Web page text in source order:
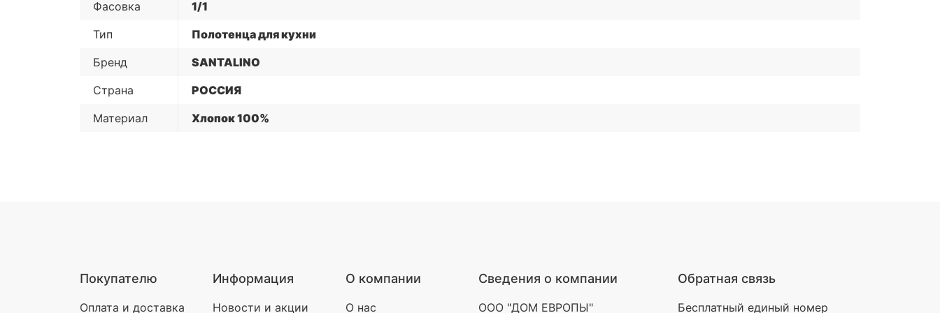
Фасовка
1/1
Тип
Полотенца для кухни
Бренд
SANTALINO
Страна
РОССИЯ
Материал
Хлопок 100%
Покупателю
Оплата и доставка
Информация
Новости и акции
О компании
О нас
Сведения о компании
ООО "ДОМ ЕВРОПЫ"
Обратная связь
Бесплатный единый номер